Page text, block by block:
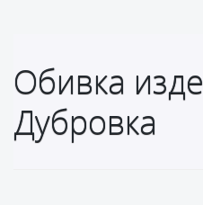
Обивка
Дубровка